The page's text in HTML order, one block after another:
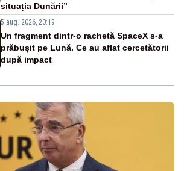
situația Dunării”
5 aug. 2026, 20:19
Un fragment dintr-o rachetă SpaceX s-a
prăbușit pe Lună. Ce au aflat cercetătorii
după impact